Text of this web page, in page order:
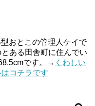
おとこの管理人ケイで
ある田舎町に住んでい
です。→ くわしい
コチラです